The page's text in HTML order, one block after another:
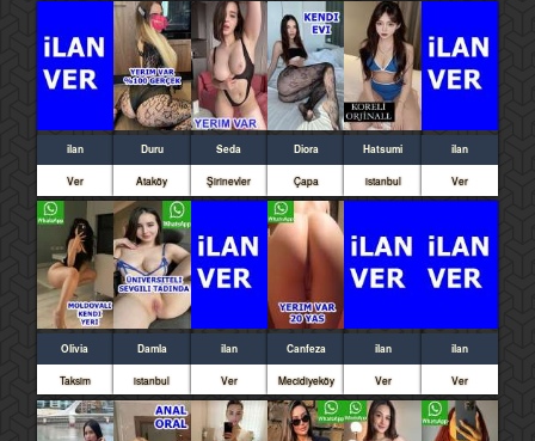
ilan
Ver
Duru
Ataköy
Seda
Şirinevler
Diora
Çapa
Hatsumi
istanbul
ilan
Ver
Olivia
Taksim
Damla
istanbul
ilan
Ver
Canfeza
Mecidiyeköy
ilan
Ver
ilan
Ver